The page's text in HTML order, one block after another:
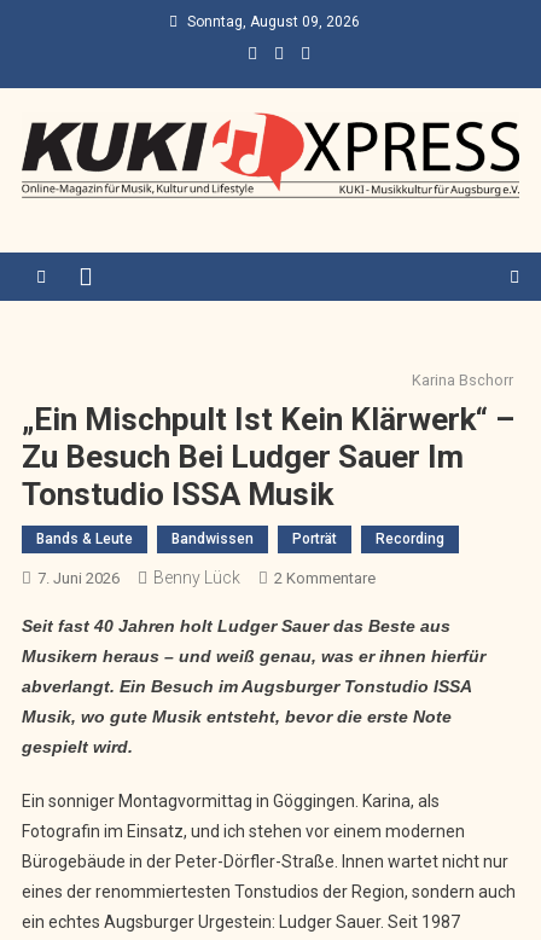
Sonntag, August 09, 2026
Karina Bschorr
„Ein Mischpult Ist Kein Klärwerk“ –
Zu Besuch Bei Ludger Sauer Im
Tonstudio ISSA Musik
Bands & Leute Bandwissen Porträt Recording
7. Juni 2026 Benny Lück 2 KommentareZu
Mischpult
Ist
Kein
Klärwerk“
Besuch
Bei
Ludger
Sauer
Seit fast 40 Jahren holt Ludger Sauer das Beste aus
Musikern heraus – und weiß genau, was er ihnen hierfür
abverlangt. Ein Besuch im Augsburger Tonstudio ISSA
Musik, wo gute Musik entsteht, bevor die erste Note
gespielt wird.
Ein sonniger Montagvormittag in Göggingen. Karina, als
Fotografin im Einsatz, und ich stehen vor einem modernen
Bürogebäude in der Peter-Dörfler-Straße. Innen wartet nicht nur
eines der renommiertesten Tonstudios der Region, sondern auch
ein echtes Augsburger Urgestein: Ludger Sauer. Seit 1987